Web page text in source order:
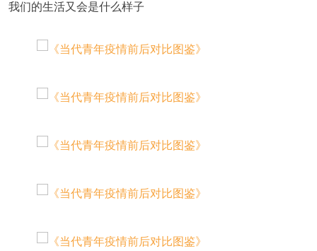
我们的生活又会是什么样子